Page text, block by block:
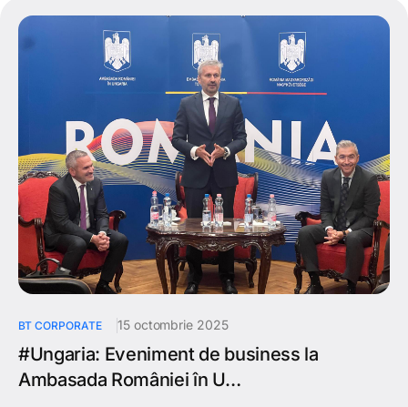
BT CORPORATE 15 octombrie 2025
#Ungaria: Eveniment de business la
Ambasada României în U…